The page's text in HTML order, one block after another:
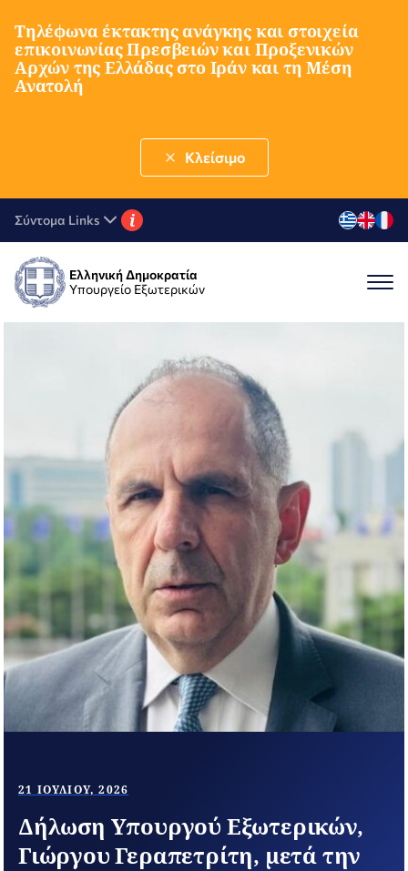
Τηλέφωνα έκτακτης ανάγκης και στοιχεία
επικοινωνίας Πρεσβειών και Προξενικών
Αρχών της Ελλάδας στο Ιράν και τη Μέση
Ανατολή
Κλείσιμο
Σύντομα Links i
Ελληνική Δημοκρατία
Υπουργείο Εξωτερικών
21 ΙΟΥΛΊΟΥ, 2026
Δήλωση Υπουργού Εξωτερικών,
Γιώργου Γεραπετρίτη, μετά την